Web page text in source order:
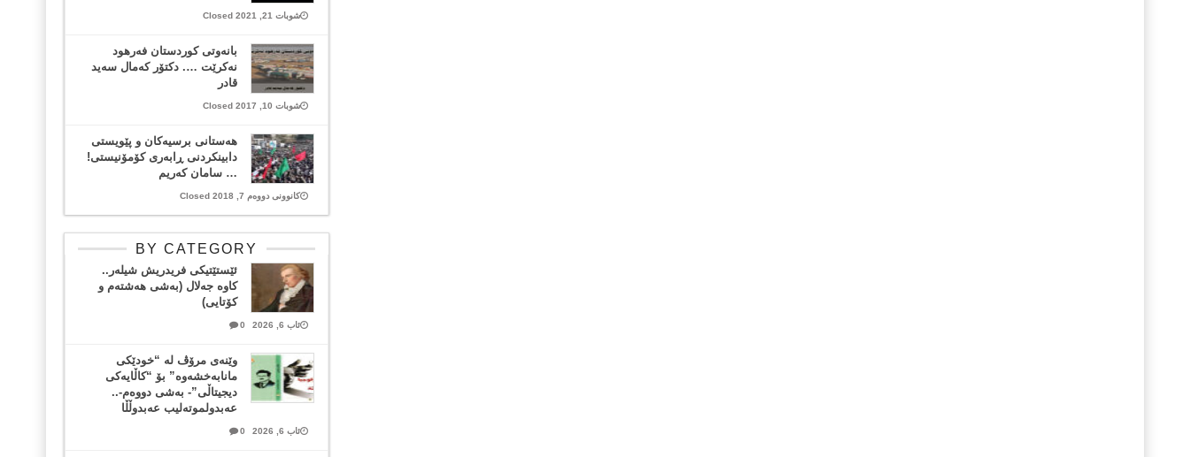
شوبات 21, 2021 Closed
بانەوتی کوردستان فەرهود
نەکرێت …. دکتۆر کەمال سەید
قادر
شوبات 10, 2017 Closed
هەستانی برسیەکان و پێویستی
دابینکردنی ڕابەری کۆمۆنیستی!
… سامان کەریم
کانوونی دووەم 7, 2018 Closed
BY CATEGORY
ئێستێتیکی فریدریش شیلەر..
کاوە جەلال (بەشی هەشتەم و
کۆتایی)
ئاب 6, 2026 0
وێنەی مرۆڤ لە “خودێکی
مانابەخشەوە” بۆ “کاڵایەکی
دیجیتاڵی”- بەشی دووەم-..
عەبدولموتەلیب عەبدوڵڵا
ئاب 6, 2026 0